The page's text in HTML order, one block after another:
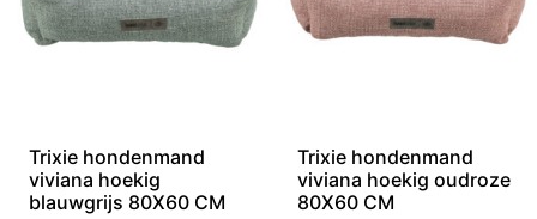
Trixie hondenmand
viviana hoekig
blauwgrijs 80X60 CM
Trixie hondenmand
viviana hoekig oudroze
80X60 CM